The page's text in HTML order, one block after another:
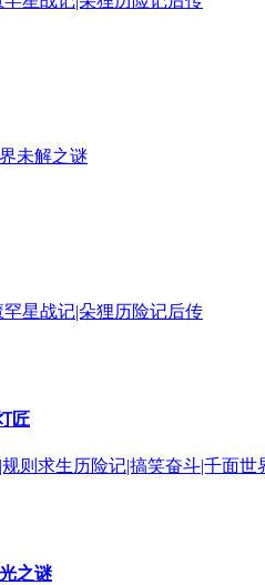
未解之谜
罕星战记|朵狸历险记后传
匠
则求生历险记|搞笑奋斗|千面世
之谜